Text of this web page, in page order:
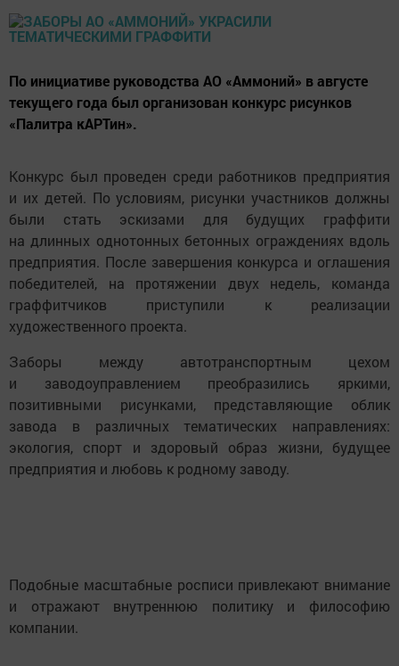
По инициативе руководства АО «Аммоний» в августе
текущего года был организован конкурс рисунков
«Палитра кАРТин».
Конкурс был проведен среди работников предприятия
и их детей. По условиям, рисунки участников должны
были стать эскизами для будущих граффити
на длинных однотонных бетонных ограждениях вдоль
предприятия. После завершения конкурса и оглашения
победителей, на протяжении двух недель, команда
граффитчиков приступили к реализации
художественного проекта.
Заборы между автотранспортным цехом
и заводоуправлением преобразились яркими,
позитивными рисунками, представляющие облик
завода в различных тематических направлениях:
экология, спорт и здоровый образ жизни, будущее
предприятия и любовь к родному заводу.
Подобные масштабные росписи привлекают внимание
и отражают внутреннюю политику и философию
компании.